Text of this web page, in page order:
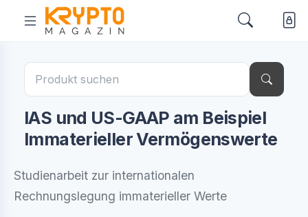
IAS und US-GAAP am Beispiel
Immaterieller Vermögenswerte
Studienarbeit zur internationalen
Rechnungslegung immaterieller Werte